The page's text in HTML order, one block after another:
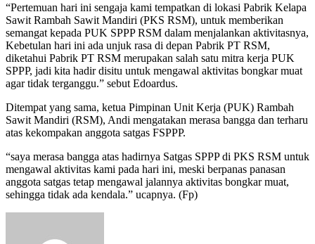
“Pertemuan hari ini sengaja kami tempatkan di lokasi Pabrik Kelapa
Sawit Rambah Sawit Mandiri (PKS RSM), untuk memberikan
semangat kepada PUK SPPP RSM dalam menjalankan aktivitasnya,
Kebetulan hari ini ada unjuk rasa di depan Pabrik PT RSM,
diketahui Pabrik PT RSM merupakan salah satu mitra kerja PUK
SPPP, jadi kita hadir disitu untuk mengawal aktivitas bongkar muat
agar tidak terganggu.” sebut Edoardus.
Ditempat yang sama, ketua Pimpinan Unit Kerja (PUK) Rambah
Sawit Mandiri (RSM), Andi mengatakan merasa bangga dan terharu
atas kekompakan anggota satgas FSPPP.
“saya merasa bangga atas hadirnya Satgas SPPP di PKS RSM untuk
mengawal aktivitas kami pada hari ini, meski berpanas panasan
anggota satgas tetap mengawal jalannya aktivitas bongkar muat,
sehingga tidak ada kendala.” ucapnya. (Fp)